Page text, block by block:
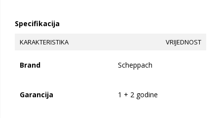
Specifikacija
KARAKTERISTIKA VRIJEDNOST
Brand Scheppach
Garancija 1 + 2 godine